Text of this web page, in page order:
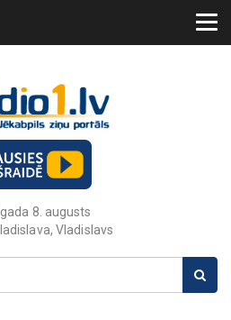
8. augusts
Vladislavs